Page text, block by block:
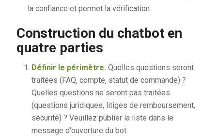
la confiance et permet la vérification.
Construction du chatbot en
quatre parties
Définir le périmètre.Quelles questions seront
traitées (FAQ, compte, statut de commande) ?
Quelles questions ne seront pas traitées
(questions juridiques, litiges de remboursement,
sécurité) ? Veuillez publier la liste dans le
message d'ouverture du bot.